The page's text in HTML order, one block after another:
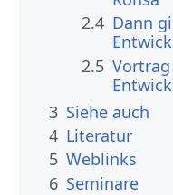
2.4 Dann
2.5
3 Siehe auch
4 Literatur
5 Weblinks
6 Seminare